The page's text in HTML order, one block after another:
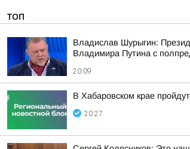
ТОП
Владислав Шурыгин:
Владимира Путина с
20:09
В Хабаровском крае
20:27